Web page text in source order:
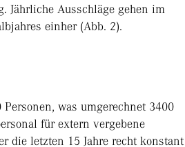
Jährliche Ausschläge gehen im
einher (Abb. 2).
was umgerechnet 3400
für extern vergebene
die letzten 15 Jahre recht konstant